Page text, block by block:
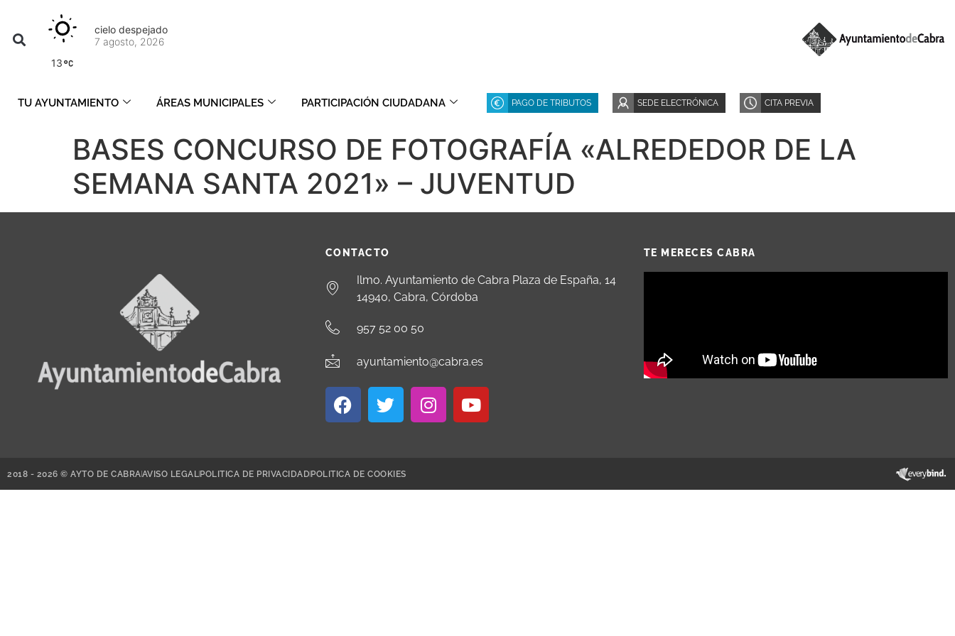
13
cielo despejado
7 agosto, 2026
TU AYUNTAMIENTO ÁREAS MUNICIPALES PARTICIPACIÓN CIUDADANA PAGO DE TRIBUTOS SEDE ELECTRÓNICA CITA PREVIA
BASES CONCURSO DE FOTOGRAFÍA «ALREDEDOR DE LA
SEMANA SANTA 2021» – JUVENTUD
CONTACTO
Ilmo. Ayuntamiento de Cabra Plaza de España, 14
14940, Cabra, Córdoba
957 52 00 50
ayuntamiento@cabra.es
TE MERECES CABRA
2018 - 2026 © AYTO DE CABRAAVISO LEGAL POLITICA DE PRIVACIDAD POLITICA DE COOKIES